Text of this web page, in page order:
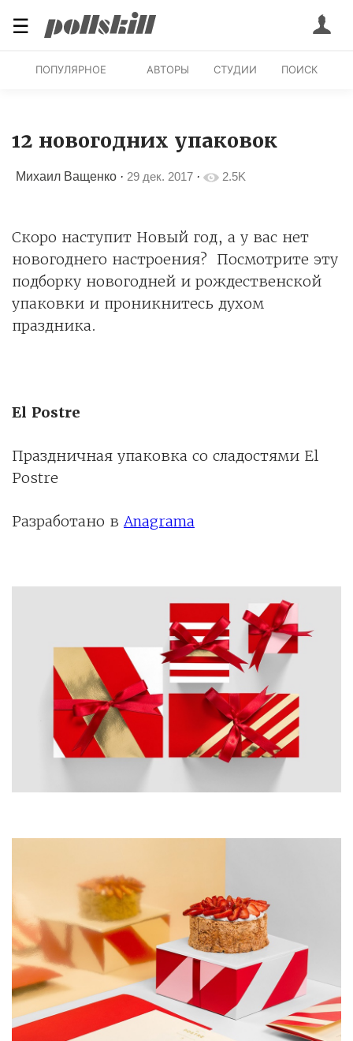
☰
ПОПУЛЯРНОЕ АВТОРЫ СТУДИИ ПОИСК
12 новогодних упаковок
Михаил Ващенко · 29 дек. 2017 · 2.5K
Скоро наступит Новый год, а у вас нет
новогоднего настроения? Посмотрите эту
подборку новогодней и рождественской
упаковки и проникнитесь духом
праздника.
El Postre
Праздничная упаковка со сладостями El
Postre
Разработано в Anagrama